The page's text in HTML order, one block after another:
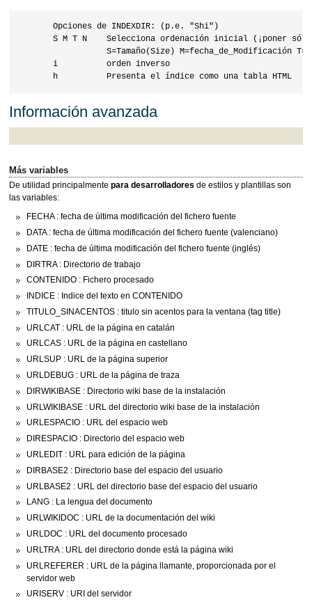
       Opciones de INDEXDIR: (p.e. "Shi")
S M T N    Selecciona ordenación inicial (¡poner
S=Tamaño(Size) M=fecha_de_Modificación
       i          orden inverso
Información avanzada
Más variables
De utilidad principalmente para desarrolladores de estilos y plantillas son
las variables:
FECHA : fecha de última modificación del fichero fuente
DATA : fecha de última modificación del fichero fuente (valenciano)
DATE : fecha de última modificación del fichero fuente (inglés)
DIRTRA : Directorio de trabajo
CONTENIDO : Fichero procesado
INDICE : Indice del texto en CONTENIDO
TITULO_SINACENTOS : titulo sin acentos para la ventana (tag title)
URLCAT : URL de la página en catalán
URLCAS : URL de la página en castellano
URLSUP : URL de la página superior
URLDEBUG : URL de la página de traza
DIRWIKIBASE : Directorio wiki base de la instalación
URLWIKIBASE : URL del directorio wiki base de la instalación
URLESPACIO : URL del espacio web
DIRESPACIO : Directorio del espacio web
URLEDIT : URL para edición de la página
DIRBASE2 : Directorio base del espacio del usuario
URLBASE2 : URL del directorio base del espacio del usuario
LANG : La lengua del documento
URLWIKIDOC : URL de la documentación del wiki
URLDOC : URL del documento procesado
URLTRA : URL del directorio donde está la página wiki
URLREFERER : URL de la página llamante, proporcionada por el
servidor web
URISERV : URI del servidor